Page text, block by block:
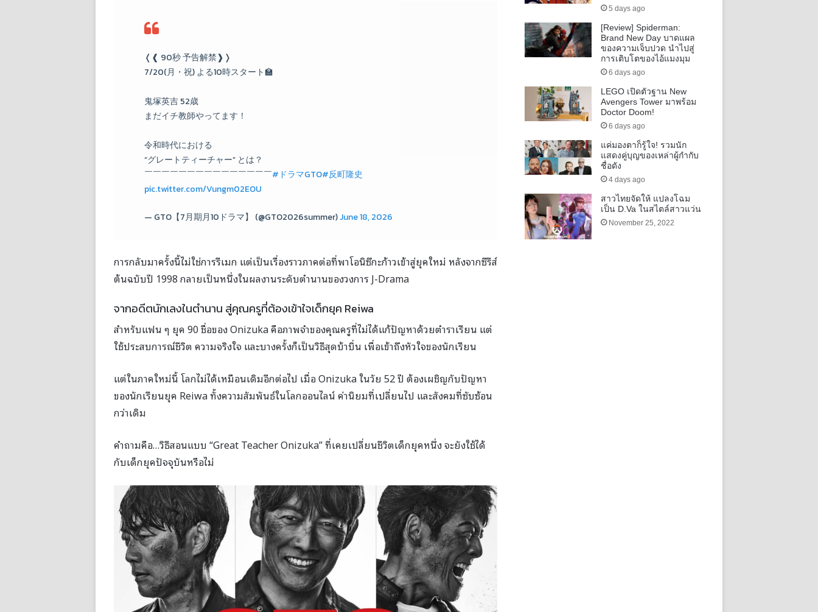
❬❰ 90秒 予告解禁❱❭
7/20(月・祝) よる10時スタート🏫
鬼塚英吉 52歳
まだイチ教師やってます！
令和時代における
“グレートティーチャー” とは？
￣￣￣￣￣￣￣￣￣￣￣￣￣￣￣#ドラマGTO#反町隆史
pic.twitter.com/Vungm02EOU
— GTO【7月期月10ドラマ】 (@GTO2026summer)June 18, 2026
การกลับมาครั้งนี้ไม่ใช่การรีเมก แต่เป็นเรื่องราวภาคต่อที่พาโอนิซึกะก้าวเข้าสู่ยุคใหม่ หลังจากซีรีส์
ต้นฉบับปี 1998 กลายเป็นหนึ่งในผลงานระดับตำนานของวงการ J-Drama
จากอดีตนักเลงในตำนาน สู่คุณครูที่ต้องเข้าใจเด็กยุค Reiwa
สำหรับแฟน ๆ ยุค 90 ชื่อของ Onizuka คือภาพจำของคุณครูที่ไม่ได้แก้ปัญหาด้วยตำราเรียน แต่
ใช้ประสบการณ์ชีวิต ความจริงใจ และบางครั้งก็เป็นวิธีสุดบ้าบิ่น เพื่อเข้าถึงหัวใจของนักเรียน
แต่ในภาคใหม่นี้ โลกไม่ได้เหมือนเดิมอีกต่อไป เมื่อ Onizuka ในวัย 52 ปี ต้องเผชิญกับปัญหา
ของนักเรียนยุค Reiwa ทั้งความสัมพันธ์ในโลกออนไลน์ ค่านิยมที่เปลี่ยนไป และสังคมที่ซับซ้อน
กว่าเดิม
คำถามคือ…วิธีสอนแบบ “Great Teacher Onizuka” ที่เคยเปลี่ยนชีวิตเด็กยุคหนึ่ง จะยังใช้ได้
กับเด็กยุคปัจจุบันหรือไม่
5 days ago
[Review] Spiderman:
Brand New Day บาดแผล
ของความเจ็บปวด นำไปสู่
การเติบโตของไอ้แมงมุม
6 days ago
LEGO เปิดตัวฐาน New
Avengers Tower มาพร้อม
Doctor Doom!
6 days ago
แค่มองตาก็รู้ใจ! รวมนัก
แสดงคู่บุญของเหล่าผู้กำกับ
ชื่อดัง
4 days ago
สาวไทยจัดให้ แปลงโฉม
เป็น D.Va ในสไตล์สาวแว่น
November 25, 2022